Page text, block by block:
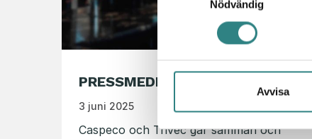
Nödvändig
Avvisa
PRESSMEDDELANDE JUNI 2025
3 juni 2025
Caspeco och Trivec går samman och